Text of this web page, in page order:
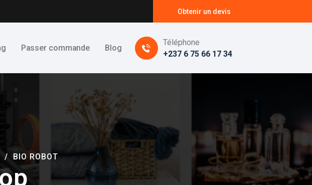
Obtenir un devis
Passer commande Blog
Téléphone
+237 6 75 66 17 34
BIO ROBOT